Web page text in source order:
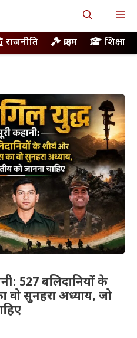
राजनीति क्राइम शिक्षा
527 बलिदानियों के
वो सुनहरा अध्याय, जो